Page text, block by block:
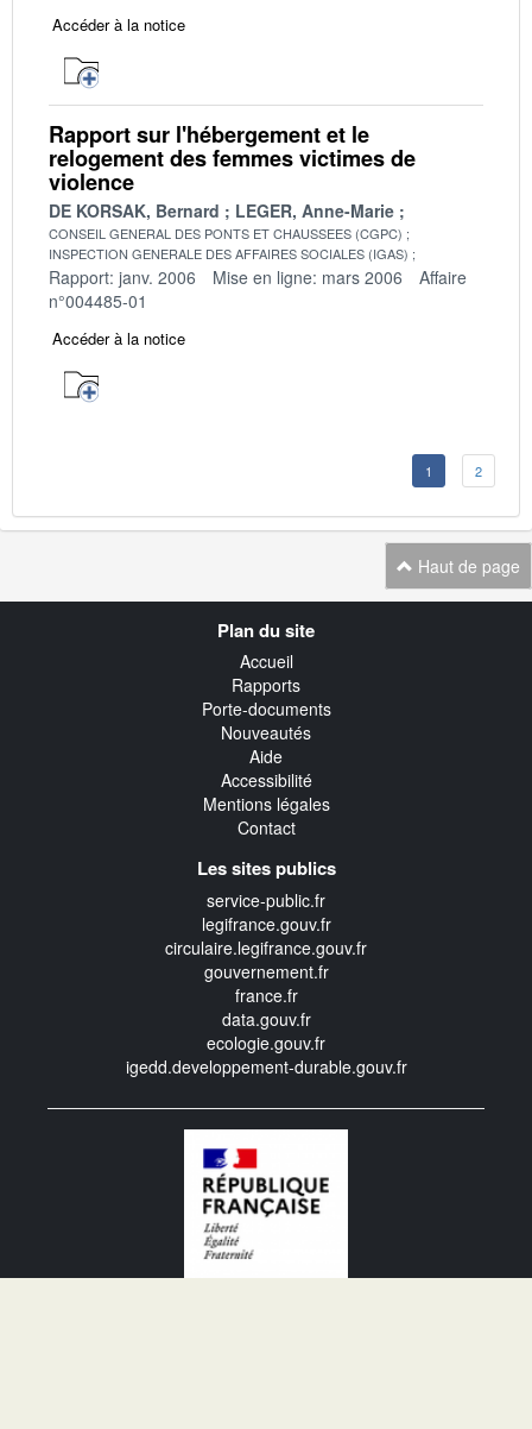
Accéder à la notice
Rapport sur l'hébergement et le
relogement des femmes victimes de
violence
DE KORSAK, Bernard LEGER, Anne-Marie
CONSEIL GENERAL DES PONTS ET CHAUSSEES (CGPC)
INSPECTION GENERALE DES AFFAIRES SOCIALES (IGAS)
Rapport: janv. 2006 Mise en ligne: mars 2006
Affaire
n°004485-01
Accéder à la notice
1 2
Haut de page
Plan du site
Accueil
Rapports
Porte-documents
Nouveautés
Aide
Accessibilité
Mentions légales
Contact
Les sites publics
service-public.fr
legifrance.gouv.fr
circulaire.legifrance.gouv.fr
gouvernement.fr
france.fr
data.gouv.fr
ecologie.gouv.fr
igedd.developpement-durable.gouv.fr